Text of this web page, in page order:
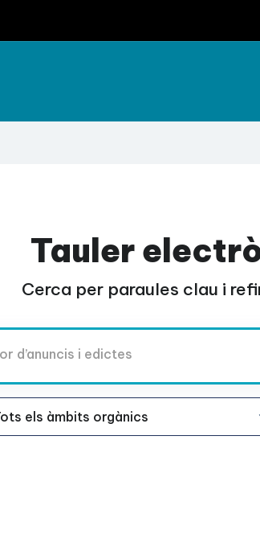
Tauler
Cerca per paraules clau i
Funcional